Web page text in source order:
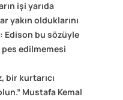
işi yarıda
yakın olduklarını
Edison bu sözüyle
pes edilmemesi
bir kurtarıcı
Mustafa Kemal